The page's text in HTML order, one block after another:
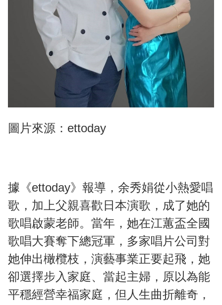
圖片來源：ettoday
據《ettoday》報導，余秀娟從小熱愛唱
歌，加上父親喜歡日本演歌，成了她的
歌唱啟蒙老師。當年，她在江蕙盃全國
歌唱大賽奪下總冠軍，多家唱片公司對
她伸出橄欖枝，演藝事業正要起飛，她
卻選擇步入家庭、當起主婦，原以為能
平穩經營幸福家庭，但人生曲折離奇，